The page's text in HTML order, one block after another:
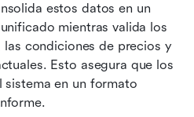
estos datos en un
mientras valida los
condiciones de precios y
Esto asegura que los
sistema en un formato